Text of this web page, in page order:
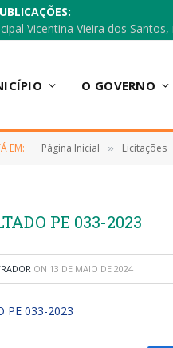
O GOVERNO
EM: Página Inicial » Licitações
PE 033-2023
ON 13 DE MAIO DE 2024
PE 033-2023